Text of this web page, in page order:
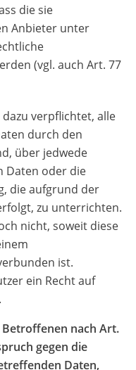
die sie
Anbieter unter
(vgl. auch Art. 77
verpflichtet, alle
durch den
über jedwede
Daten oder die
die aufgrund der
zu unterrichten.
nicht, soweit diese
ist.
ein Recht auf
nach Art.
gegen die
Daten,